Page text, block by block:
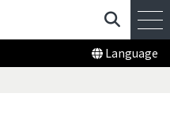
Language